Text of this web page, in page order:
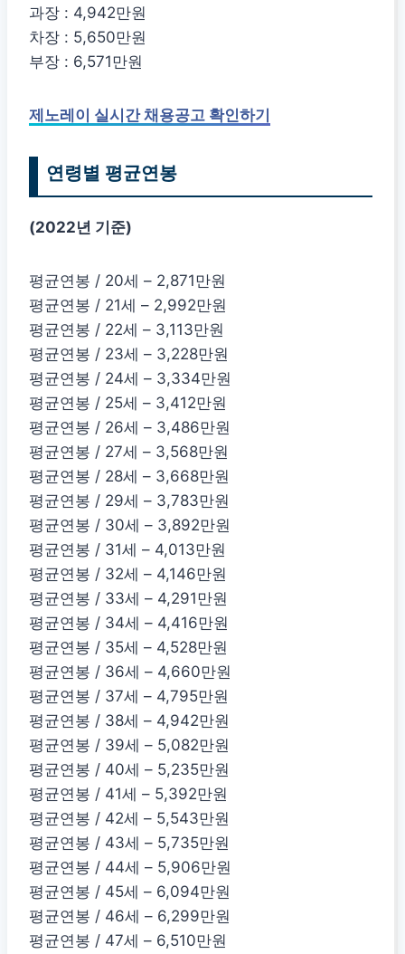
과장 : 4,942만원
차장 : 5,650만원
부장 : 6,571만원
제노레이 실시간 채용공고 확인하기
연령별 평균연봉
(2022년 기준)
평균연봉 / 20세 – 2,871만원
평균연봉 / 21세 – 2,992만원
평균연봉 / 22세 – 3,113만원
평균연봉 / 23세 – 3,228만원
평균연봉 / 24세 – 3,334만원
평균연봉 / 25세 – 3,412만원
평균연봉 / 26세 – 3,486만원
평균연봉 / 27세 – 3,568만원
평균연봉 / 28세 – 3,668만원
평균연봉 / 29세 – 3,783만원
평균연봉 / 30세 – 3,892만원
평균연봉 / 31세 – 4,013만원
평균연봉 / 32세 – 4,146만원
평균연봉 / 33세 – 4,291만원
평균연봉 / 34세 – 4,416만원
평균연봉 / 35세 – 4,528만원
평균연봉 / 36세 – 4,660만원
평균연봉 / 37세 – 4,795만원
평균연봉 / 38세 – 4,942만원
평균연봉 / 39세 – 5,082만원
평균연봉 / 40세 – 5,235만원
평균연봉 / 41세 – 5,392만원
평균연봉 / 42세 – 5,543만원
평균연봉 / 43세 – 5,735만원
평균연봉 / 44세 – 5,906만원
평균연봉 / 45세 – 6,094만원
평균연봉 / 46세 – 6,299만원
평균연봉 / 47세 – 6,510만원